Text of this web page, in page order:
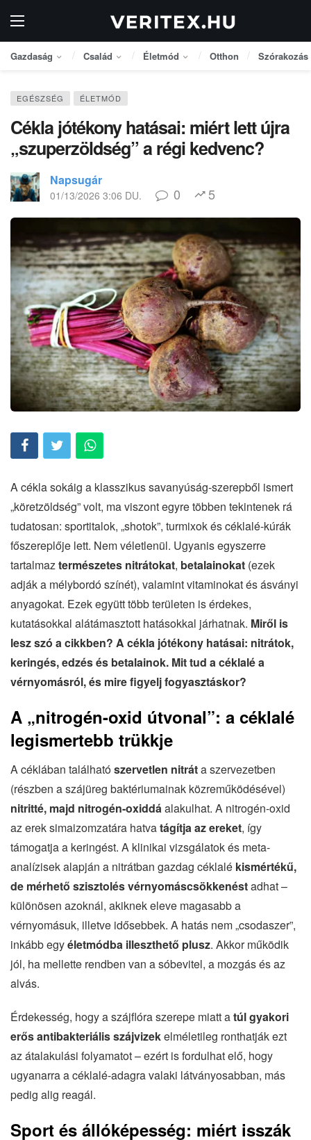
Gazdaság Család Életmód Otthon Szórakozás
EGÉSZSÉG ÉLETMÓD
Cékla jótékony hatásai: miért lett újra
„szuperzöldség” a régi kedvenc?
Napsugár
01/13/2026 3:06 DU. 0 5
A cékla sokáig a klasszikus savanyúság-szerepből ismert
„köretzöldség” volt, ma viszont egyre többen tekintenek rá
tudatosan: sportitalok, „shotok”, turmixok és céklalé-kúrák
főszereplője lett. Nem véletlenül. Ugyanis egyszerre
tartalmaztermészetes nitrátokat, betalainokat (ezek
adják a mélybordó színét), valamint vitaminokat és ásványi
anyagokat. Ezek együtt több területen is érdekes,
kutatásokkal alátámasztott hatásokkal járhatnak. Miről is
lesz szó a cikkben? A cékla jótékony hatásai: nitrátok,
keringés, edzés és betalainok. Mit tud a céklalé a
vérnyomásról, és mire figyelj fogyasztáskor?
A „nitrogén-oxid útvonal”: a céklalé
legismertebb trükkje
A céklában találhatószervetlen nitráta szervezetben
(részben a szájüreg baktériumainak közreműködésével)
nitritté, majd nitrogén-oxiddáalakulhat. A nitrogén-oxid
az erek simaizomzatára hatvatágítja az ereket, így
támogatja a keringést. A klinikai vizsgálatok és meta-
analízisek alapján a nitrátban gazdag céklalé kismértékű,
de mérhető szisztolés vérnyomáscsökkenéstadhat –
különösen azoknál, akiknek eleve magasabb a
vérnyomásuk, illetve idősebbek. A hatás nem „csodaszer”,
inkább egyéletmódba illeszthető plusz. Akkor működik
jól, ha mellette rendben van a sóbevitel, a mozgás és az
alvás.
Érdekesség, hogy a szájflóra szerepe miatt atúl gyakori
erős antibakteriális szájvizekelméletileg ronthatják ezt
az átalakulási folyamatot – ezért is fordulhat elő, hogy
ugyanarra a céklalé-adagra valaki látványosabban, más
pedig alig reagál.
Sport és állóképesség: miért isszák